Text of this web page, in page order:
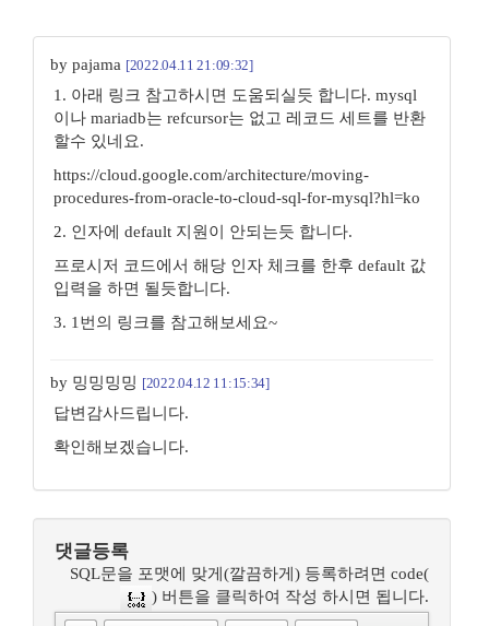
by pajama [2022.04.11 21:09:32]
1. 아래 링크 참고하시면 도움되실듯 합니다. mysql
이나 mariadb는 refcursor는 없고 레코드 세트를 반환
할수 있네요.
https://cloud.google.com/architecture/moving-
procedures-from-oracle-to-cloud-sql-for-mysql?hl=ko
2. 인자에 default 지원이 안되는듯 합니다.
프로시저 코드에서 해당 인자 체크를 한후 default 값
입력을 하면 될듯합니다.
3. 1번의 링크를 참고해보세요~
by 밍밍밍밍 [2022.04.12 11:15:34]
답변감사드립니다.
확인해보겠습니다.
댓글등록
SQL문을 포맷에 맞게(깔끔하게) 등록하려면 code(
) 버튼을 클릭하여 작성 하시면 됩니다.